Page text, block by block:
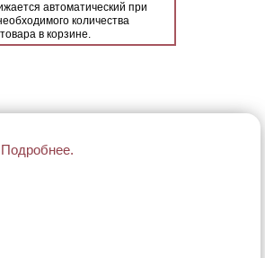
автоматический при
количества
в корзине.
Подробнее.